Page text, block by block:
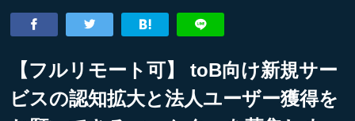
【フルリモート可】 toB向け新規サー
ビスの認知拡大と法人ユーザー獲得を